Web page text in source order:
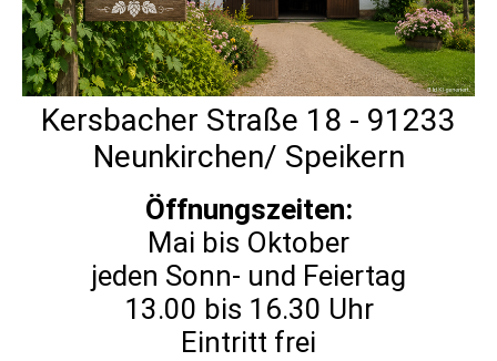
Kersbacher Straße 18 - 91233
Neunkirchen/ Speikern
Öffnungszeiten:
Mai bis Oktober
jeden Sonn- und Feiertag
13.00 bis 16.30 Uhr
Eintritt frei